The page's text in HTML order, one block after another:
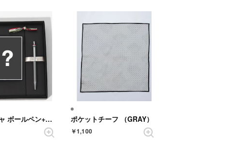
フレッチャ ボールペン+ハンドタオル ギフトセット （GUNMETAL） ポケットチーフ （GRAY）
￥1,100